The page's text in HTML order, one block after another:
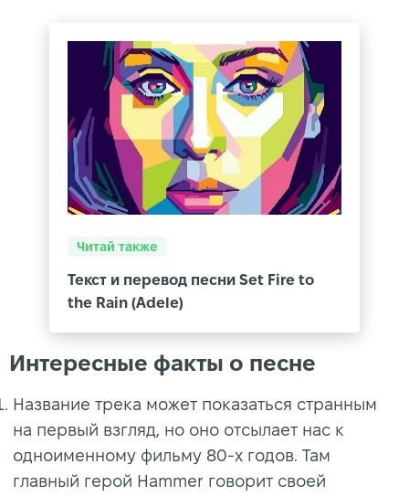
Читай также
Текст и перевод песни Set Fire to
the Rain (Adele)
Интересные факты о песне
Название трека может показаться странным
на первый взгляд, но оно отсылает нас к
одноименному фильму 80-х годов. Там
главный герой Hammer говорит своей